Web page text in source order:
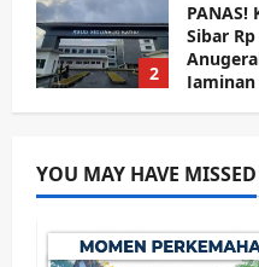
2
PANAS!
Sibar
Jaminan
3
PWI dan
YOU MAY HAVE MISSED